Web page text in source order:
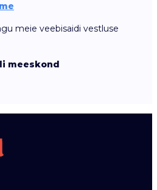
meie veebisaidi vestluse
meeskond